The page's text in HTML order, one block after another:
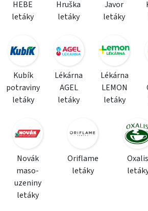
HEBE
letáky
Hruška
letáky
Javor
letáky
Kubík
potraviny
letáky
Lékárna
AGEL
letáky
Lékárna
LEMON
letáky
Novák
maso-
uzeniny
letáky
Oriflame
letáky
Oxalis